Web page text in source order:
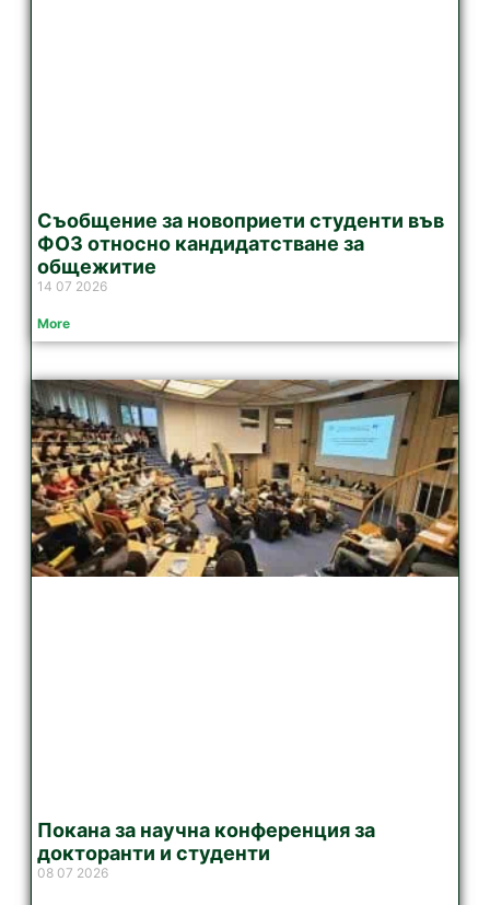
Съобщение за новоприети студенти във
ФОЗ относно кандидатстване за
общежитие
14 07 2026
More
Покана за научна конференция за
докторанти и студенти
08 07 2026